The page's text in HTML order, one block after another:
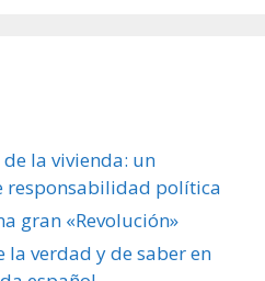
la vivienda: un
responsabilidad política
gran «Revolución»
la verdad y de saber en